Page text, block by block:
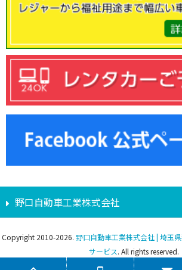
野口自動車工業株式会社
Copyright 2010-2026. 野口自動車工業株式会社 | 埼玉
サービス. All rights reserved.